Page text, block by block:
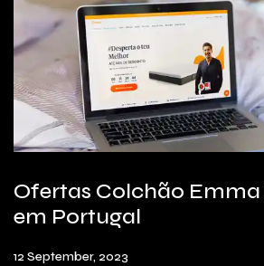
Ofertas Colchão
em Portugal
12 September, 2023